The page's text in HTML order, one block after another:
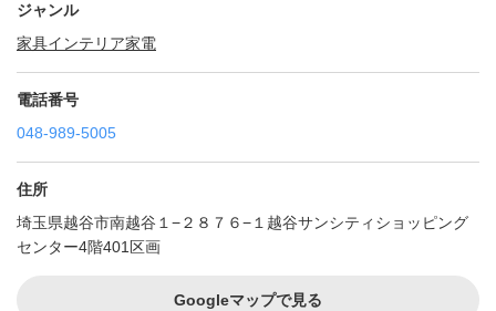
ジャンル
家具インテリア家電
電話番号
048-989-5005
住所
埼玉県越谷市南越谷１−２８７６−１越谷サンシティショッピング
センター4階401区画
Googleマップで見る